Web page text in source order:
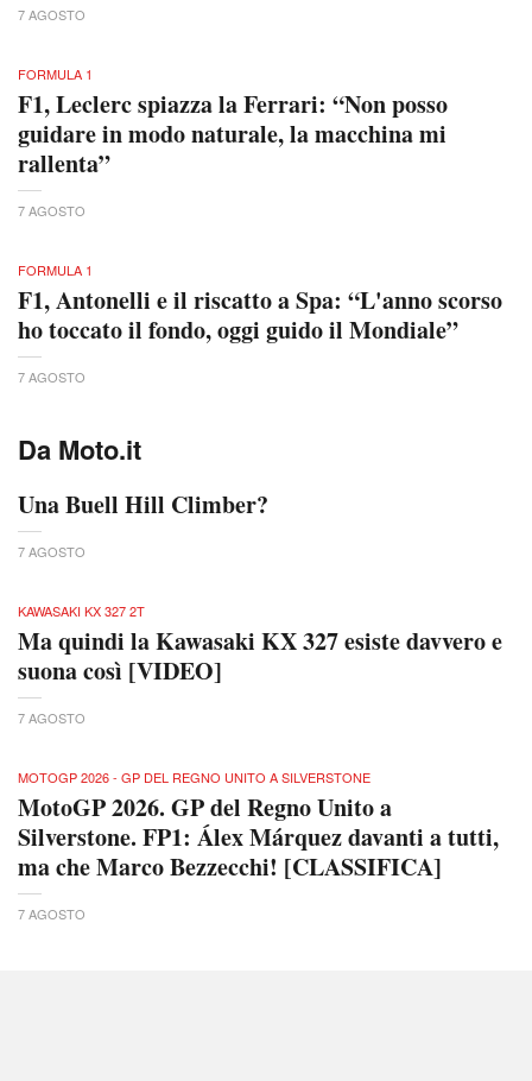
7 AGOSTO
FORMULA 1
F1, Leclerc spiazza la Ferrari: “Non posso
guidare in modo naturale, la macchina mi
rallenta”
7 AGOSTO
FORMULA 1
F1, Antonelli e il riscatto a Spa: “L'anno scorso
ho toccato il fondo, oggi guido il Mondiale”
7 AGOSTO
Da Moto.it
Una Buell Hill Climber?
7 AGOSTO
KAWASAKI KX 327 2T
Ma quindi la Kawasaki KX 327 esiste davvero e
suona così [VIDEO]
7 AGOSTO
MOTOGP 2026 - GP DEL REGNO UNITO A SILVERSTONE
MotoGP 2026. GP del Regno Unito a
Silverstone. FP1: Álex Márquez davanti a tutti,
ma che Marco Bezzecchi! [CLASSIFICA]
7 AGOSTO